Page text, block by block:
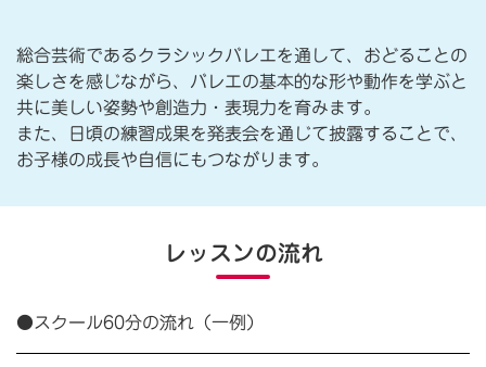
総合芸術であるクラシックバレエを通して、おどることの
楽しさを感じながら、バレエの基本的な形や動作を学ぶと
共に美しい姿勢や創造力・表現力を育みます。
また、日頃の練習成果を発表会を通じて披露することで、
お子様の成長や自信にもつながります。
レッスンの流れ
●スクール60分の流れ（一例）